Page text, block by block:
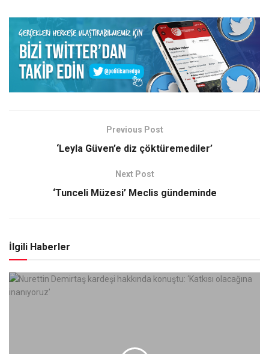
Previous Post
‘Leyla Güven’e diz çöktüremediler’
Next Post
‘Tunceli Müzesi’ Meclis gündeminde
İlgili Haberler